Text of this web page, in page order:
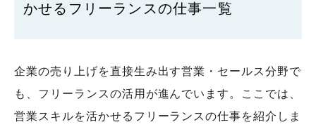
かせるフリーランスの仕事一覧
企業の売り上げを直接生み出す営業・セールス分野で
も、フリーランスの活用が進んでいます。ここでは、
営業スキルを活かせるフリーランスの仕事を紹介しま